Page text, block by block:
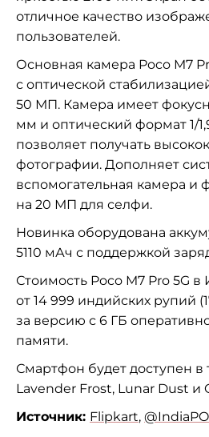
отличное качество
пользователей.
Основная камера Poco M7
с оптической
50 МП. Камера имеет
мм и оптический формат 1/
позволяет получать
фотографии. Дополняет
вспомогательная камера и
на 20 МП для селфи.
Новинка оборудована
5110 мАч с поддержкой
Стоимость Poco M7 Pro 5G
от 14 999 индийских рупий
за версию с 6 ГБ
памяти.
Смартфон будет доступен в
Lavender Frost, Lunar Dust и
Источник: Flipkart,